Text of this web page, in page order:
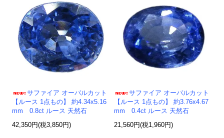
サファイア オーバルカット
【ルース 1点もの】 約4.34x5.16
mm 0.8ct ルース 天然石
42,350円(税3,850円)
サファイア オーバルカット
【ルース 1点もの】 約3.76x4.67
mm 0.4ct ルース 天然石
21,560円(税1,960円)